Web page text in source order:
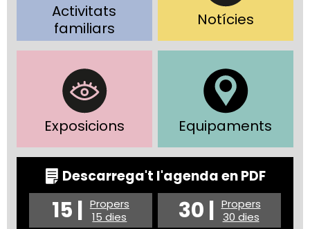
Activitats
familiars
Notícies
Exposicions Equipaments
Descarrega't l'agenda en PDF
15 | Propers
15 dies
30 | Propers
30 dies